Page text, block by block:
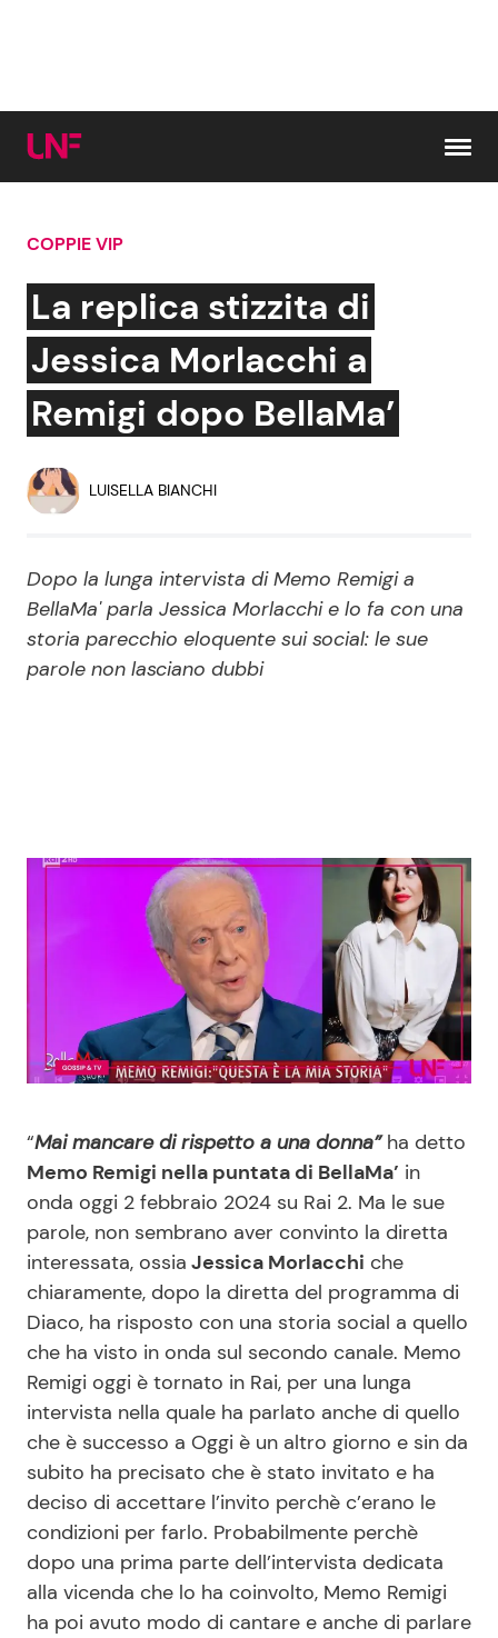
Cerca:
News e Cronaca
Attualità Italiana
Economia
Persone Scomparse
Politica
Gossip e TV
Bellezze VIP
Programmi TV
Reality e Talent
News Musica
News Spettacolo
Benessere
Casa
Moda e Style
Mondo Mamma
News benessere
Salute
Viaggi e Turismo
Festività
Cucina e Ricette
Consigli di Cucina
Dolci
Le Ricette in TV
Primi Piatti
Ricette Facili e Veloci
Ricette Feste
Ricette per Bambini
Seguici
COPPIE VIP
La replica stizzita di
Jessica Morlacchi a
Remigi dopo BellaMa’
LUISELLA BIANCHI
Dopo la lunga intervista di Memo Remigi a
BellaMa' parla Jessica Morlacchi e lo fa con una
storia parecchio eloquente sui social: le sue
parole non lasciano dubbi
“Mai mancare di rispetto a una donna”ha detto
Memo Remigi nella puntata di BellaMa’ in
onda oggi 2 febbraio 2024 su Rai 2. Ma le sue
parole, non sembrano aver convinto la diretta
interessata, ossia Jessica Morlacchi che
chiaramente, dopo la diretta del programma di
Diaco, ha risposto con una storia social a quello
che ha visto in onda sul secondo canale. Memo
Remigi oggi è tornato in Rai, per una lunga
intervista nella quale ha parlato anche di quello
che è successo a Oggi è un altro giorno e sin da
subito ha precisato che è stato invitato e ha
deciso di accettare l’invito perchè c’erano le
condizioni per farlo. Probabilmente perchè
dopo una prima parte dell’intervista dedicata
alla vicenda che lo ha coinvolto, Memo Remigi
ha poi avuto modo di cantare e anche di parlare